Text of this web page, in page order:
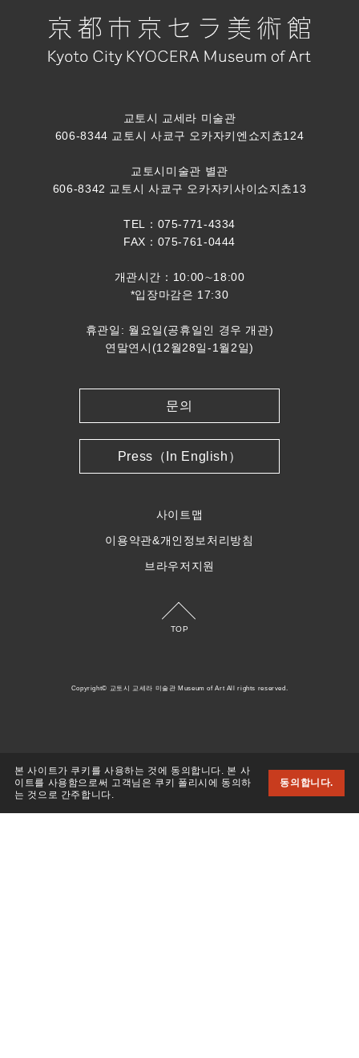
본 사이트가 쿠키를 사용하는 것에 동의합니다. 본 사
이트를 사용함으로써 고객님은 쿠키 폴리시에 동의하
는 것으로 간주합니다.
동의합니다.
교토시 교세라 미술관
606-8344 교토시 사쿄구 오카자키엔쇼지쵸124
교토시미술관 별관
606-8342 교토시 사쿄구 오카자키사이쇼지쵸13
TEL：075-771-4334
FAX：075-761-0444
개관시간：10:00∼18:00
*입장마감은 17:30
휴관일: 월요일(공휴일인 경우 개관)
연말연시(12월28일-1월2일)
문의
Press（In English）
사이트맵
이용약관&개인정보처리방침
브라우저지원
TOP
Copyright© 교토시 교세라 미술관 Museum of Art All rights reserved.